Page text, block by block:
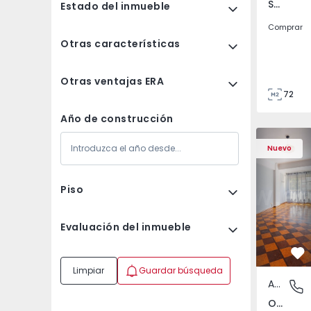
Estado del inmueble
Otras características
Otras ventajas ERA
Año de construcción
Piso
Evaluación del inmueble
Limpiar Guardar búsqueda
São Tomé do Castelo e Justes, Vila Real
Comprar
72
Nuevo
Apartamento T5
Olivais,
Apartamento
Olivais, Lisboa